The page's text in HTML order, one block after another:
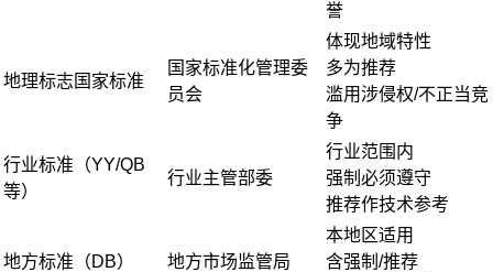
誉
地理标志国家标准
国家标准化管理委
员会
体现地域特性
多为推荐
滥用涉侵权/不正当竞
争
行业标准（YY/QB
等）
行业主管部委
行业范围内
强制必须遵守
推荐作技术参考
地方标准（DB） 地方市场监管局
本地区适用
含强制/推荐